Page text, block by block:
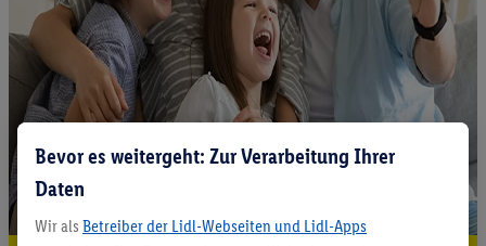
Bevor es weitergeht: Zur Verarbeitung Ihrer
Daten
Wir als Betreiber der Lidl-Webseiten und Lidl-Apps